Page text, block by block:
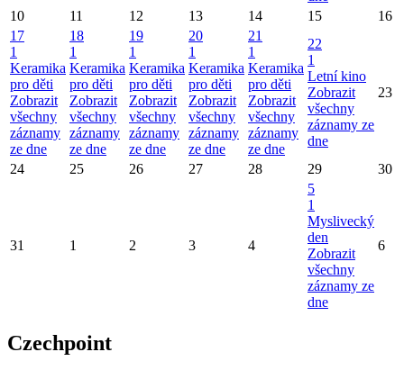
10 11 12 13 14 15
16
17
1
Keramika
pro děti
Zobrazit
všechny
záznamy
ze dne
18
1
Keramika
pro děti
Zobrazit
všechny
záznamy
ze dne
19
1
Keramika
pro děti
Zobrazit
všechny
záznamy
ze dne
20
1
Keramika
pro děti
Zobrazit
všechny
záznamy
ze dne
21
1
Keramika
pro děti
Zobrazit
všechny
záznamy
ze dne
22
1
Letní kino
Zobrazit
všechny
záznamy ze
dne
23
24 25 26 27 28 29 30
31 1 2 3 4
5
1
Myslivecký
den
Zobrazit
všechny
záznamy ze
dne
6
Czechpoint